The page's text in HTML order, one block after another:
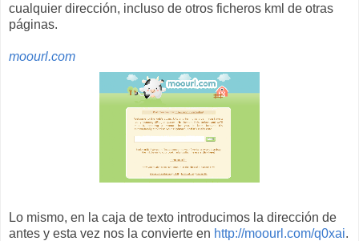
cualquier dirección, incluso de otros ficheros kml de otras
páginas.
moourl.com
Lo mismo, en la caja de texto introducimos la dirección de
antes y esta vez nos la convierte en http://moourl.com/q0xai.